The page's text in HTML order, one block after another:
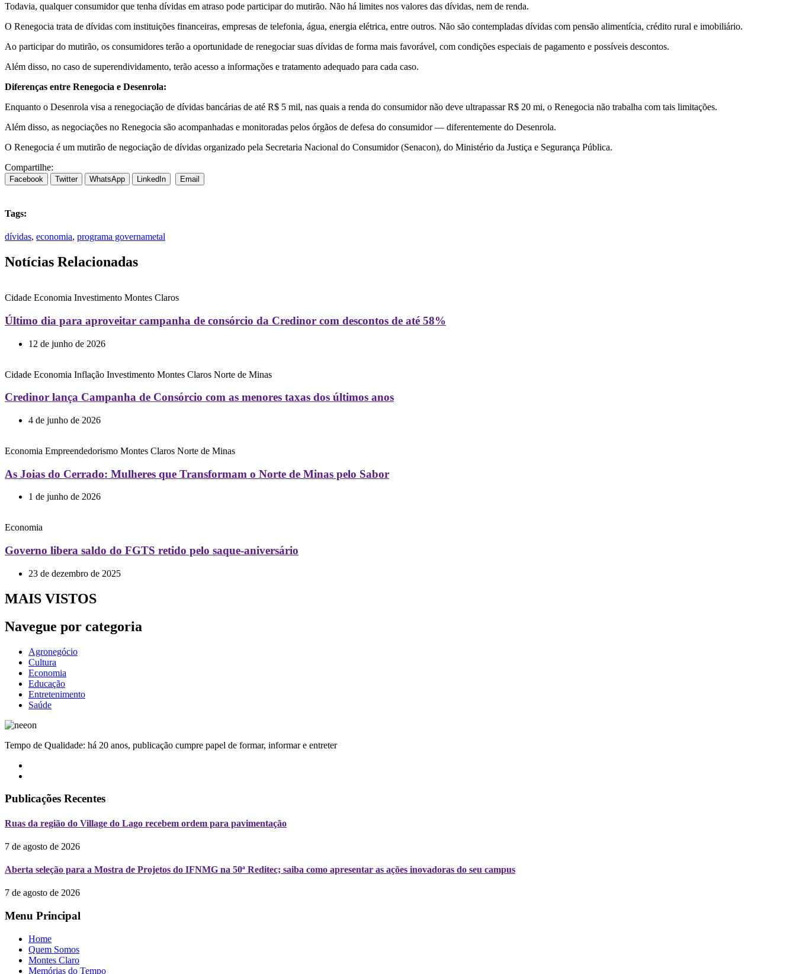
Todavia, qualquer consumidor que tenha dívidas em atraso pode participar do mutirão. Não há limites nos valores das dívidas, nem de renda.
O Renegocia trata de dívidas com instituições financeiras, empresas de telefonia, água, energia elétrica, entre outros. Não são contempladas dívidas com pensão alimentícia, crédito rural e imobiliário.
Ao participar do mutirão, os consumidores terão a oportunidade de renegociar suas dívidas de forma mais favorável, com condições especiais de pagamento e possíveis descontos.
Além disso, no caso de superendividamento, terão acesso a informações e tratamento adequado para cada caso.
Diferenças entre Renegocia e Desenrola:
Enquanto o Desenrola visa a renegociação de dívidas bancárias de até R$ 5 mil, nas quais a renda do consumidor não deve ultrapassar R$ 20 mi, o Renegocia não trabalha com tais limitações.
Além disso, as negociações no Renegocia são acompanhadas e monitoradas pelos órgãos de defesa do consumidor — diferentemente do Desenrola.
O Renegocia é um mutirão de negociação de dívidas organizado pela Secretaria Nacional do Consumidor (Senacon), do Ministério da Justiça e Segurança Pública.
Compartilhe:
Facebook Twitter WhatsApp LinkedIn Email
Tags:
dívidas, economia, programa governametal
Notícias Relacionadas
Cidade Economia Investimento Montes Claros
Último dia para aproveitar campanha de consórcio da Credinor com descontos de até 58%
12 de junho de 2026
Cidade Economia Inflação Investimento Montes Claros Norte de Minas
Credinor lança Campanha de Consórcio com as menores taxas dos últimos anos
4 de junho de 2026
Economia Empreendedorismo Montes Claros Norte de Minas
As Joias do Cerrado: Mulheres que Transformam o Norte de Minas pelo Sabor
1 de junho de 2026
Economia
Governo libera saldo do FGTS retido pelo saque-aniversário
23 de dezembro de 2025
MAIS VISTOS
Navegue por categoria
Agronegócio
Cultura
Economia
Educação
Entretenimento
Saúde
Tempo de Qualidade: há 20 anos, publicação cumpre papel de formar, informar e entreter
Publicações Recentes
Ruas da região do Village do Lago recebem ordem para pavimentação
7 de agosto de 2026
Aberta seleção para a Mostra de Projetos do IFNMG na 50ª Reditec; saiba como apresentar as ações inovadoras do seu campus
7 de agosto de 2026
Menu Principal
Home
Quem Somos
Montes Claro
Memórias do Tempo